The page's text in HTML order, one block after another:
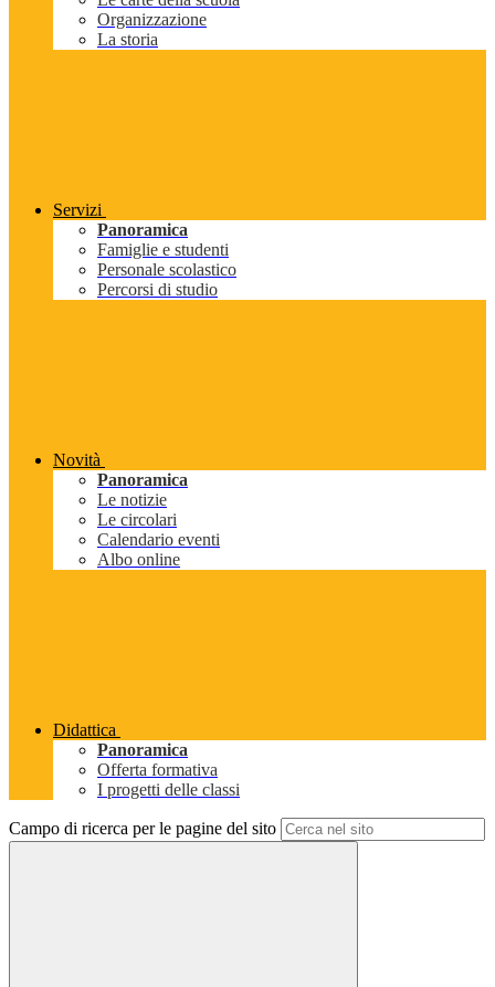
Organizzazione
La storia
Servizi
Panoramica
Famiglie e studenti
Personale scolastico
Percorsi di studio
Novità
Panoramica
Le notizie
Le circolari
Calendario eventi
Albo online
Didattica
Panoramica
Offerta formativa
I progetti delle classi
Campo di ricerca per le pagine del sito